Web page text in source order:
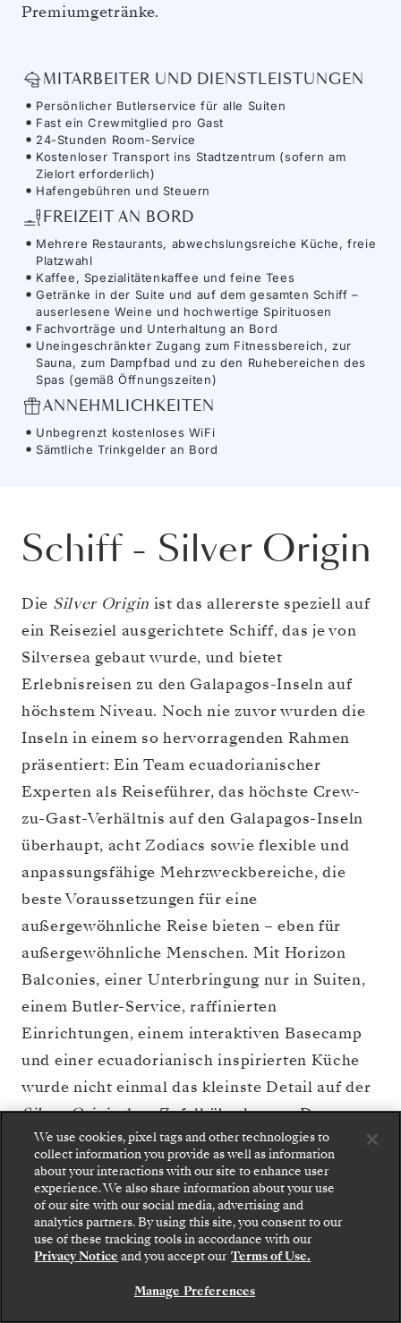
Premiumgetränke.
MITARBEITER UND DIENSTLEISTUNGEN
Persönlicher Butlerservice für alle Suiten
Fast ein Crewmitglied pro Gast
24-Stunden Room-Service
Kostenloser Transport ins Stadtzentrum (sofern am
Zielort erforderlich)
Hafengebühren und Steuern
FREIZEIT AN BORD
Mehrere Restaurants, abwechslungsreiche Küche, freie
Platzwahl
Kaffee, Spezialitätenkaffee und feine Tees
Getränke in der Suite und auf dem gesamten Schiff –
auserlesene Weine und hochwertige Spirituosen
Fachvorträge und Unterhaltung an Bord
Uneingeschränkter Zugang zum Fitnessbereich, zur
Sauna, zum Dampfbad und zu den Ruhebereichen des
Spas (gemäß Öffnungszeiten)
ANNEHMLICHKEITEN
Unbegrenzt kostenloses WiFi
Sämtliche Trinkgelder an Bord
Schiff- Silver Origin
Die Silver Origin ist das allererste speziell auf
ein Reiseziel ausgerichtete Schiff, das je von
Silversea gebaut wurde, und bietet
Erlebnisreisen zu den Galapagos-Inseln auf
höchstem Niveau. Noch nie zuvor wurden die
Inseln in einem so hervorragenden Rahmen
präsentiert: Ein Team ecuadorianischer
Experten als Reiseführer, das höchste Crew-
zu-Gast-Verhältnis auf den Galapagos-Inseln
überhaupt, acht Zodiacs sowie flexible und
anpassungsfähige Mehrzweckbereiche, die
beste Voraussetzungen für eine
außergewöhnliche Reise bieten – eben für
außergewöhnliche Menschen. Mit Horizon
Balconies, einer Unterbringung nur in Suiten,
einem Butler-Service, raffinierten
Einrichtungen, einem interaktiven Basecamp
und einer ecuadorianisch inspirierten Küche
wurde nicht einmal das kleinste Detail auf der
Silver Origindem Zufall überlassen. Das
umweltbewussteste Schiff, das wir je gebaut
haben, steht für einen Entwicklungssprung und
übertrifft bei weitem jegliche Vorstellungen,
die Sie vielleicht von einer Reise mit derSilver
Origin hatten.Mehr entdecken >
ANSCHAUEN
Gehen Sie an Bord: Wählen Sie Ihre Suite und
prüfen Sie die Preise und Inklusivleistungen, bevor
Sie Ihre Silversea-Reise sicher bestätigen.
BUCHEN SIE IHRE SUITE
We use cookies, pixel tags and other technologies to
collect information you provide as well as information
about your interactions with our site to enhance user
experience. We also share information about your use
of our site with our social media, advertising and
analytics partners. By using this site, you consent to our
use of these tracking tools in accordance with our
Privacy Notice and you accept our Terms of Use.
Manage Preferences